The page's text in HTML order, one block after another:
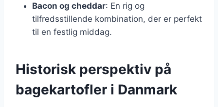
Bacon og cheddar: En rig og
tilfredsstillende kombination, der er perfekt
til en festlig middag.
Historisk perspektiv på
bagekartofler i Danmark